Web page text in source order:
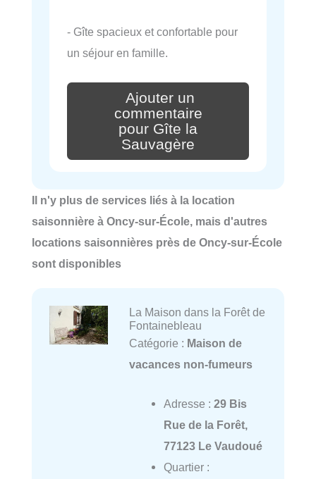
- Gîte spacieux et confortable pour
un séjour en famille.
Ajouter un
commentaire
pour Gîte la
Sauvagère
Il n'y plus de services liés à la location
saisonnière à Oncy-sur-École, mais d'autres
locations saisonnières près de Oncy-sur-École
sont disponibles
La Maison dans la Forêt de
Fontainebleau
Catégorie : Maison de
vacances non-fumeurs
Adresse : 29 Bis
Rue de la Forêt,
77123 Le Vaudoué
Quartier :